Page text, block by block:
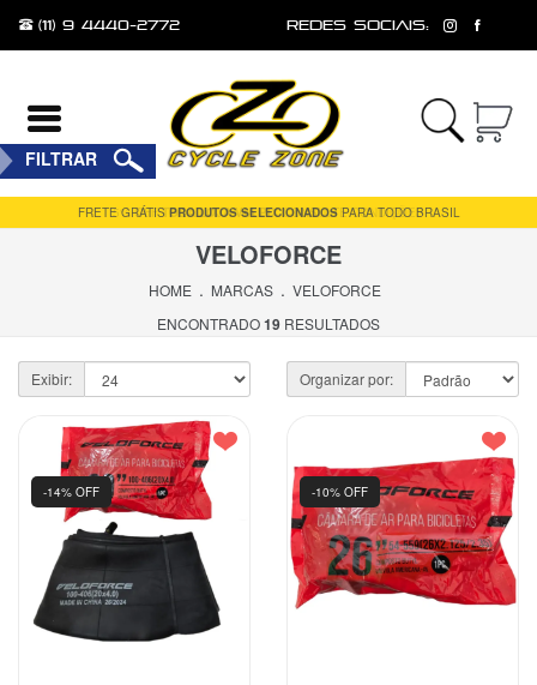
(11) 9 4440-2772 redes sociais:
Entrar
Cadastrar
FERRAMENTAS
MANUTENÇÃO
PEÇAS
VESTUÁRIO
CENTRAL
FRETE GRÁTISPRODUTOS SELECIONADOSPARA TODO BRASIL
VELOFORCE
HOME . MARCAS . VELOFORCE
ENCONTRADO19 RESULTADOS
Organizar por:
Exibir:
-14% OFF -10% OFF
FILTRAR